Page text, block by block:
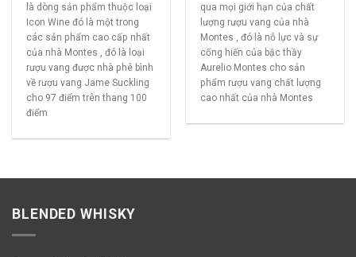
là dòng sản phẩm thuộc loại
Icon Wine đó là một trong
các sản phẩm cao cấp nhất
của nhà Montes , đó là loại
rượu vang được nhà phê bình
về rượu vang Jame Suckling
cho 97 điểm trên thang 100
điểm
qua mọi giới hạn của chất
lượng rượu vang của nhà
Montes , đó là nỗ lực và sự
cống hiến của bậc thầy
Aurelio Montes cho sản
phẩm rượu vang chất lượng
cao nhất của nhà Montes
BLENDED WHISKY